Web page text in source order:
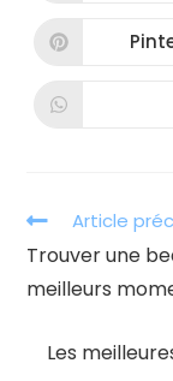
Read
articles
Article
Trouver une
meilleurs
Les